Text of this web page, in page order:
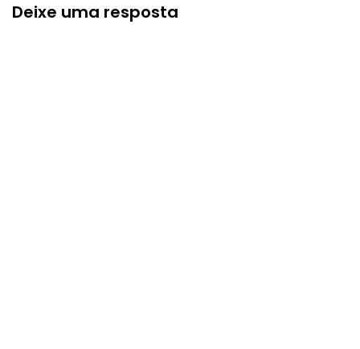
Deixe uma resposta